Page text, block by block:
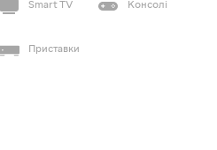
Smart TV Консолі
Приставки